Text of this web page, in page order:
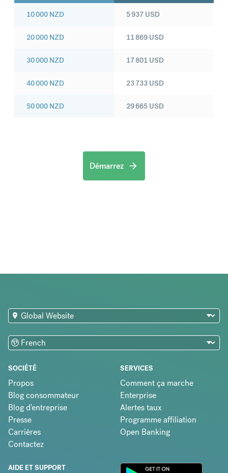
10 000 NZD
20 000 NZD
30 000 NZD
40 000 NZD
50 000 NZD
5 937 USD
11 869 USD
17 801 USD
23 733 USD
29 665 USD
Démarrez
SOCIÉTÉ
Propos
Blog consommateur
Blog d'entreprise
Presse
Carrières
Contactez
SERVICES
Comment ça marche
Enterprise
Alertes taux
Programme affiliation
Open Banking
AIDE ET SUPPORT